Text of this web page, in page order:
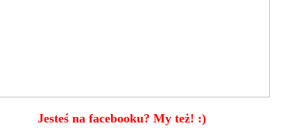
Jesteś na facebooku? My też! :)